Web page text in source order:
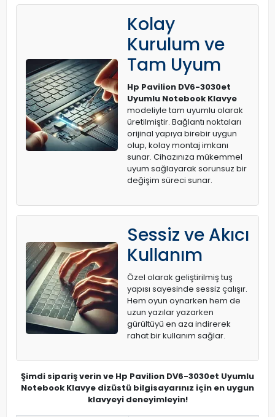
Kolay
Kurulum ve
Tam Uyum
Hp Pavilion DV6-3030et
Uyumlu Notebook Klavye
modeliyle tam uyumlu olarak
üretilmiştir. Bağlantı noktaları
orijinal yapıya birebir uygun
olup, kolay montaj imkanı
sunar. Cihazınıza mükemmel
uyum sağlayarak sorunsuz bir
değişim süreci sunar.
Sessiz ve Akıcı
Kullanım
Özel olarak geliştirilmiş tuş
yapısı sayesinde sessiz çalışır.
Hem oyun oynarken hem de
uzun yazılar yazarken
gürültüyü en aza indirerek
rahat bir kullanım sağlar.
Şimdi sipariş verin ve Hp Pavilion DV6-3030et Uyumlu
Notebook Klavye dizüstü bilgisayarınız için en uygun
klavyeyi deneyimleyin!